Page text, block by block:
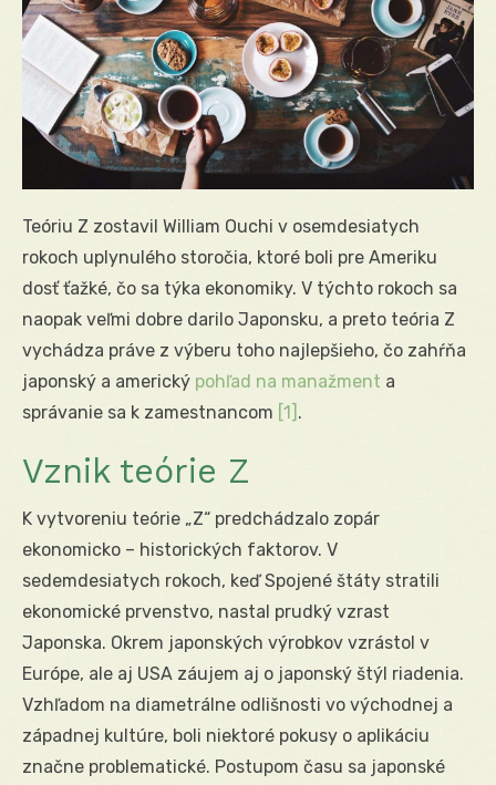
Teóriu Z zostavil William Ouchi v osemdesiatych
rokoch uplynulého storočia, ktoré boli pre Ameriku
dosť ťažké, čo sa týka ekonomiky. V týchto rokoch sa
naopak veľmi dobre darilo Japonsku, a preto teória Z
vychádza práve z výberu toho najlepšieho, čo zahŕňa
japonský a americký pohľad na manažment a
správanie sa k zamestnancom [1] .
Vznik teórie Z
K vytvoreniu teórie „Z“ predchádzalo zopár
ekonomicko – historických faktorov. V
sedemdesiatych rokoch, keď Spojené štáty stratili
ekonomické prvenstvo, nastal prudký vzrast
Japonska. Okrem japonských výrobkov vzrástol v
Európe, ale aj USA záujem aj o japonský štýl riadenia.
Vzhľadom na diametrálne odlišnosti vo východnej a
západnej kultúre, boli niektoré pokusy o aplikáciu
značne problematické. Postupom času sa japonské